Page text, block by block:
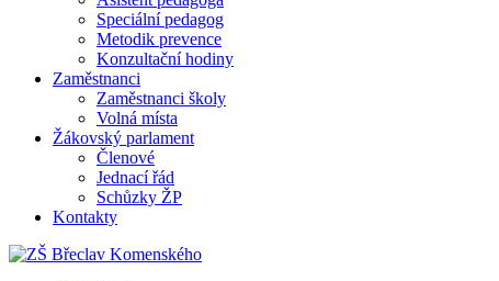
Speciální pedagog
Metodik prevence
Konzultační hodiny
Zaměstnanci
Zaměstnanci školy
Volná místa
Žákovský parlament
Členové
Jednací řád
Schůzky ŽP
Kontakty